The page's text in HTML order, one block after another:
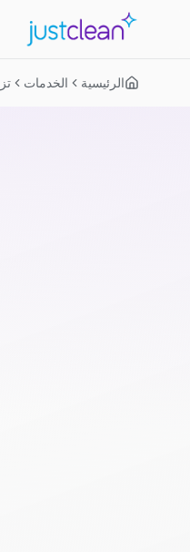
الرئيسية الخدمات